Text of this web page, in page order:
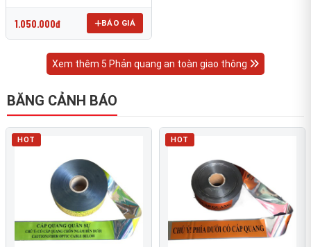
1.050.000đ BÁO GIÁ
Xem thêm 5 Phản quang an toàn giao thông
BĂNG CẢNH BÁO
HOT HOT